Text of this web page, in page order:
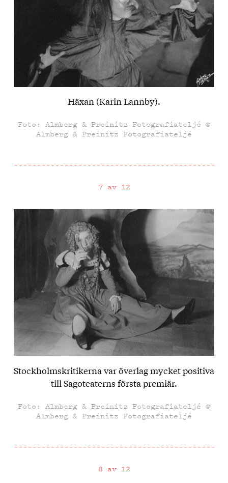
Häxan (Karin Lannby).
Foto: Almberg & Preinitz Fotografiateljé ©
Almberg & Preinitz Fotografiateljé
7 av 12
Stockholmskritikerna var överlag mycket positiva
till Sagoteaterns första premiär.
Foto: Almberg & Preinitz Fotografiateljé ©
Almberg & Preinitz Fotografiateljé
8 av 12